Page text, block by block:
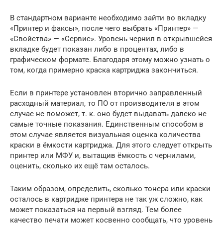
В стандартном варианте необходимо зайти во вкладку
«Принтер и факсы», после чего выбрать «Принтер» —
«Свойства» — «Сервис». Уровень чернил в открывшейся
вкладке будет показан либо в процентах, либо в
графическом формате. Благодаря этому можно узнать о
том, когда примерно краска картриджа закончиться.
Если в принтере установлен вторично заправленный
расходный материал, то ПО от производителя в этом
случае не поможет, т. к. оно будет выдавать далеко не
самые точные показания. Единственным способом в
этом случае является визуальная оценка количества
краски в ёмкости картриджа. Для этого следует открыть
принтер или МФУ и, вытащив ёмкость с чернилами,
оценить, сколько их ещё там осталось.
Таким образом, определить, сколько тонера или краски
осталось в картридже принтера не так уж сложно, как
может показаться на первый взгляд. Тем более
качество печати может косвенно сообщать, что уровень